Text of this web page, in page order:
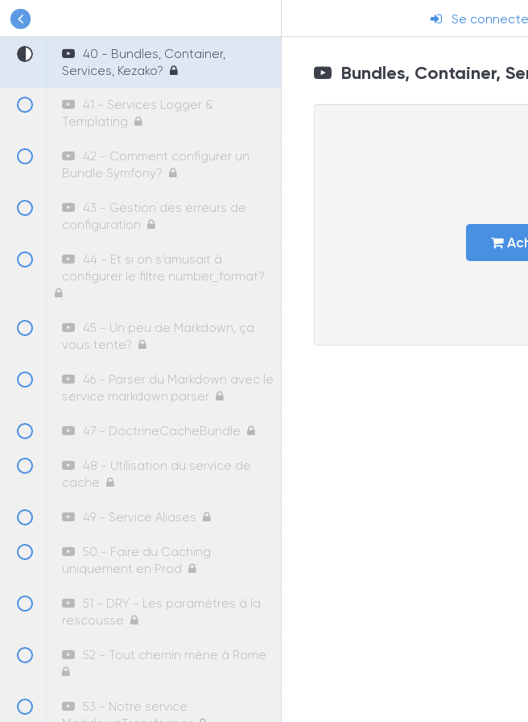
Se
Partie 2: Anatomie de Symfony
40 - Bundles, Container,
Services, Kezako?
41 - Services Logger &
Templating
42 - Comment configurer un
Bundle Symfony?
43 - Gestion des erreurs de
configuration
44 - Et si on s’amusait à
configurer le filtre number_format?
45 - Un peu de Markdown, ça
vous tente?
46 - Parser du Markdown avec le
service markdown.parser
47 - DoctrineCacheBundle
48 - Utilisation du service de
cache
49 - Service Aliases
50 - Faire du Caching
uniquement en Prod
51 - DRY - Les paramètres à la
rescousse
52 - Tout chemin mène à Rome
53 - Notre service
Bundles, Container,